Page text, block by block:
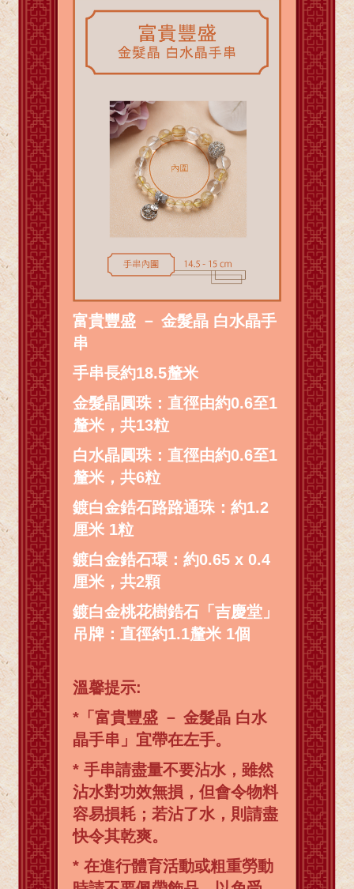
富貴豐盛 － 金髮晶 白水晶手
串
手串長約18.5釐米
金髮晶圓珠：直徑由約0.6至1
釐米，共13粒
白水晶圓珠：直徑由約0.6至1
釐米，共6粒
鍍白金鋯石路路通珠：約1.2
厘米 1粒
鍍白金鋯石環：約0.65 x 0.4
厘米，共2顆
鍍白金桃花樹鋯石「吉慶堂」
吊牌：直徑約1.1釐米 1個
溫馨提示:
*「富貴豐盛 － 金髮晶 白水
晶手串」宜帶在左手。
* 手串請盡量不要沾水，雖然
沾水對功效無損，但會令物料
容易損耗；若沾了水，則請盡
快令其乾爽。
* 在進行體育活動或粗重勞動